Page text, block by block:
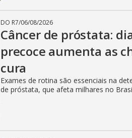
DO R7/06/08/2026
Câncer de próstata:
precoce aumenta as
cura
Exames de rotina são essenciais na
de próstata, que afeta milhares no